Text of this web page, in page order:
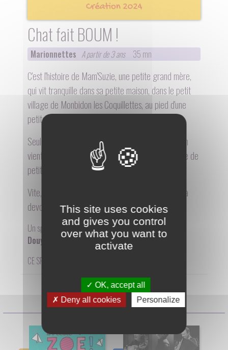
Prochaines séances
Chat fait BOUM !
Marionnettes A partir de 3 ans 35 mn
C'est l'histoire de Mam'Suzie, une petite grand mère,
qui vit tranquille dans sa petite maison, dans le petit
village de Monbidon les Coquillettes, au pied d'une
petite montagne.
Seulement un jour, une alerte lancée à la télévision
vient perturber sa petite vie bien réglée : une pluie de
petits pois va bientôt dégringoler sur le village !
Vite, Mam'Suzie grâce à l'aide de 3 petits chats va
devoir boucler ses 3 valises.
Un spectacle écrit et interprété par :
Douyou Démone
CE SPECTACLE N'EST PAS PROGRAMMÉ ACTUELLEMENT
This site uses cookies
and gives you control
over what you want to
activate
OK, accept all
Deny all cookies
Personalize